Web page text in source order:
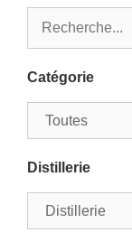
Catégorie
Distillerie